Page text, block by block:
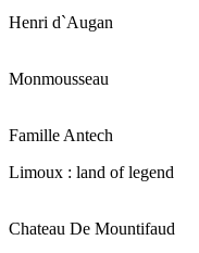
Henri d`Augan
Monmousseau
Famille Antech
Limoux : land of legend
Chateau De Mountifaud